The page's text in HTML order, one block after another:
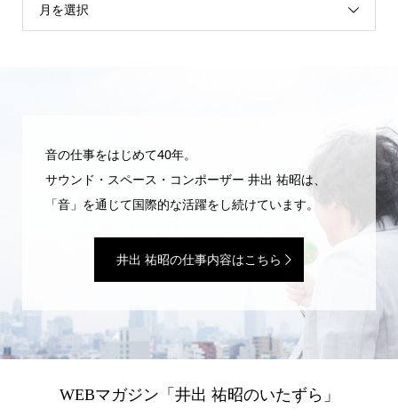
月を選択
音の仕事をはじめて40年。
サウンド・スペース・コンポーザー 井出 祐昭は、
「音」を通じて国際的な活躍をし続けています。
井出 祐昭の仕事内容はこちら
WEBマガジン「井出 祐昭のいたずら」